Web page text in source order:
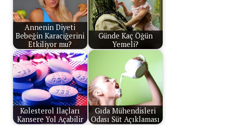
Annenin Diyeti
Bebeğin Karaciğerini
Etkiliyor mu?
Günde Kaç Öğün
Yemeli?
Kolesterol İlaçları
Kansere Yol Açabilir
Gıda Mühendisleri
Odası Süt Açıklaması